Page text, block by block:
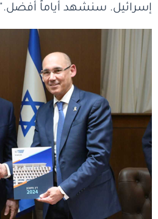
إسرائيل. سنشهد أياماً أفضل."